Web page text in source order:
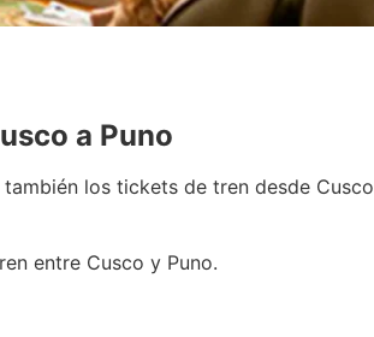
a Puno
también los tickets de tren desde Cusco
entre Cusco y Puno.